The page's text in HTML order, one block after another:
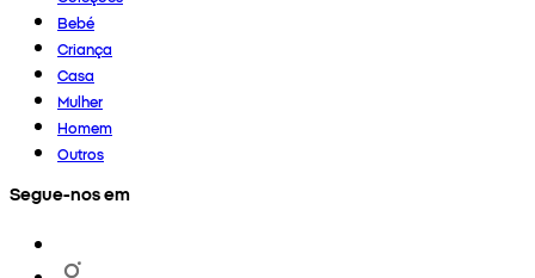
Bebé
Criança
Casa
Mulher
Homem
Outros
Segue-nos em